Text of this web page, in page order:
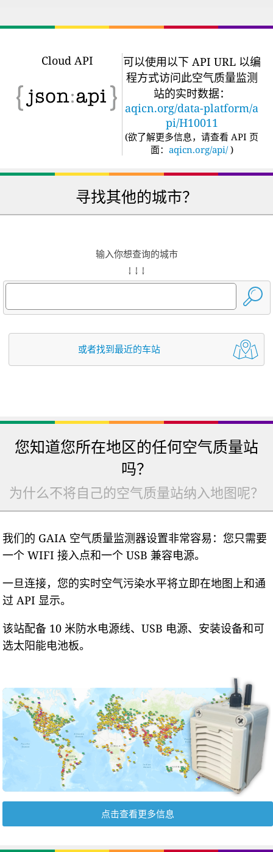
Cloud API
可以使用以下 API URL 以编
程方式访问此空气质量监测
站的实时数据：
aqicn.org/data-platform/a
pi/H10011
(欲了解更多信息，请查看 API 页
面： aqicn.org/api/ )
寻找其他的城市？
输入你想查询的城市
↓ ↓ ↓
或者找到最近的车站
您知道您所在地区的任何空气质量站
吗？
为什么不将自己的空气质量站纳入地图呢？
我们的 GAIA 空气质量监测器设置非常容易：您只需要
一个 WIFI 接入点和一个 USB 兼容电源。
一旦连接，您的实时空气污染水平将立即在地图上和通
过 API 显示。
该站配备 10 米防水电源线、USB 电源、安装设备和可
选太阳能电池板。
点击查看更多信息